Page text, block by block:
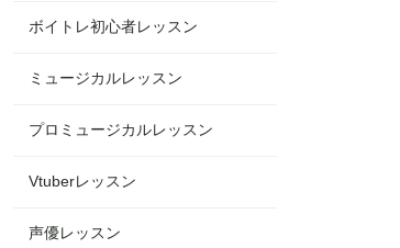
ボイトレ初心者レッスン
ミュージカルレッスン
プロミュージカルレッスン
Vtuberレッスン
声優レッスン